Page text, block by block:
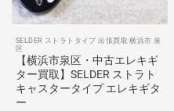
SELDER ストラトタイプ 出張買取 横浜市 泉
区
【横浜市泉区・中古エレキギ
ター買取】SELDER ストラト
キャスタータイプ エレキギタ
ー